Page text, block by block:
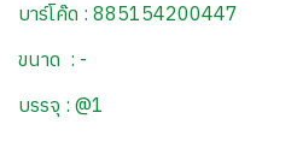
บาร์โค๊ด : 885154200447
ขนาด : -
บรรจุ : @1